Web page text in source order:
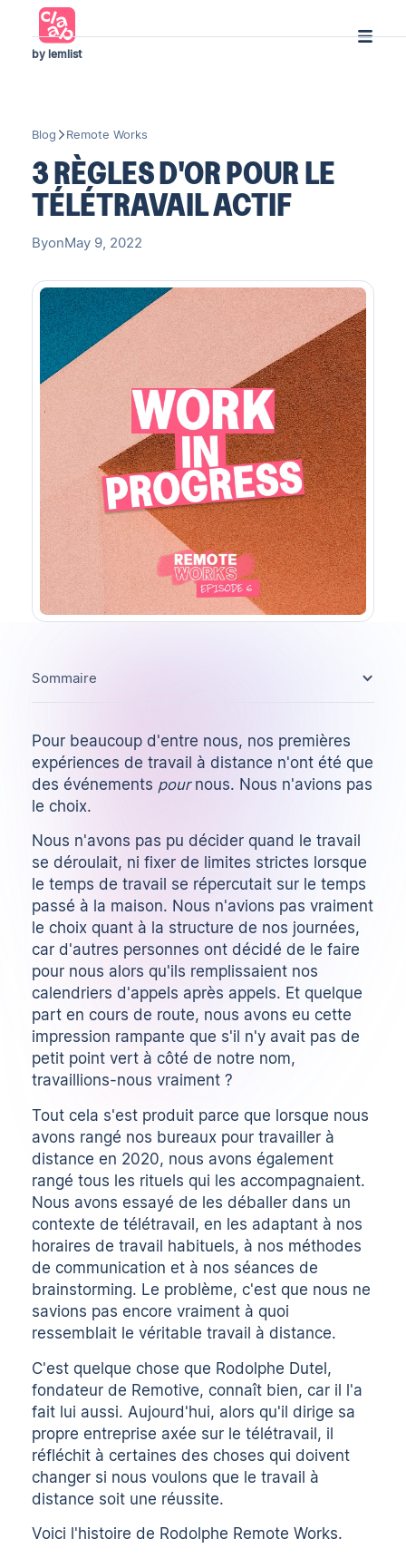
by lemlist
Blog Remote Works
3 RÈGLES D'OR POUR LE
TÉLÉTRAVAIL ACTIF
ByonMay 9, 2022
Pour beaucoup d'entre nous, nos premières
expériences de travail à distance n'ont été que
des événements pour nous. Nous n'avions pas
le choix.
Nous n'avons pas pu décider quand le travail
se déroulait, ni fixer de limites strictes lorsque
le temps de travail se répercutait sur le temps
passé à la maison. Nous n'avions pas vraiment
le choix quant à la structure de nos journées,
car d'autres personnes ont décidé de le faire
pour nous alors qu'ils remplissaient nos
calendriers d'appels après appels. Et quelque
part en cours de route, nous avons eu cette
impression rampante que s'il n'y avait pas de
petit point vert à côté de notre nom,
travaillions-nous vraiment ?
Tout cela s'est produit parce que lorsque nous
avons rangé nos bureaux pour travailler à
distance en 2020, nous avons également
rangé tous les rituels qui les accompagnaient.
Nous avons essayé de les déballer dans un
contexte de télétravail, en les adaptant à nos
horaires de travail habituels, à nos méthodes
de communication et à nos séances de
brainstorming. Le problème, c'est que nous ne
savions pas encore vraiment à quoi
ressemblait le véritable travail à distance.
C'est quelque chose que Rodolphe Dutel,
fondateur de Remotive, connaît bien, car il l'a
fait lui aussi. Aujourd'hui, alors qu'il dirige sa
propre entreprise axée sur le télétravail, il
réfléchit à certaines des choses qui doivent
changer si nous voulons que le travail à
distance soit une réussite.
Voici l'histoire de Rodolphe Remote Works.
Sommaire